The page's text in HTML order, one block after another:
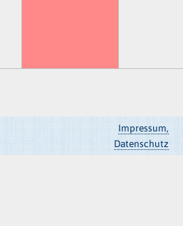
Impressum,
Datenschutz